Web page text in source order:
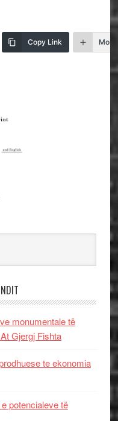
Copy Link More
monumentale të
Gjergj Fishta
te ekonomia
potencialeve të